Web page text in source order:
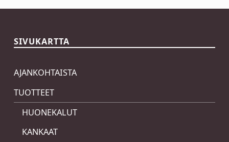
SIVUKARTTA
AJANKOHTAISTA
TUOTTEET
HUONEKALUT
KANKAAT